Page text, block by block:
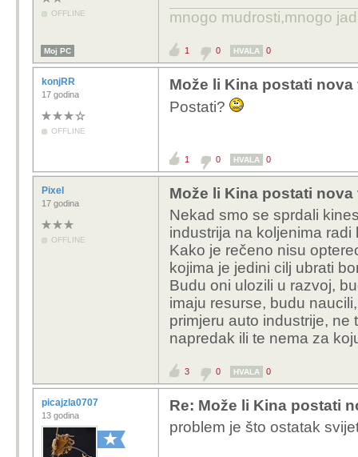
OFFLINE
mnogo mudrosti,mnogo
Moj PC 1 0 HVALA 0
konjRR
17 godina
OFFLINE
Može li Kina postati
Postati?
1 0 HVALA 0
Pixel
17 godina
OFFLINE
Može li Kina postati
Nekad smo se sprdali
industrija na koljenima
Kako je rečeno nisu
kojima je jedini cilj ubrati
Budu oni ulozili u razvoj,
imaju resurse, budu
primjeru auto industrije,
napredak ili te nema za
3 0 HVALA 0
picajzla0707
13 godina
Re: Može li Kina postati
problem je što ostatak